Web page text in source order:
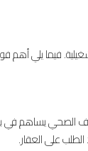
فيما يلي أهم
الصحي يساهم
على العقار.